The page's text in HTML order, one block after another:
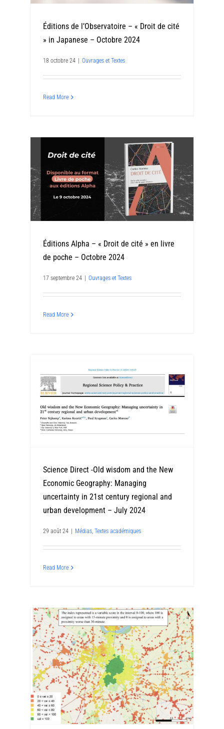
Éditions de l’Observatoire – « Droit de cité
» in Japanese – Octobre 2024
18 octobre 24 Ouvrages et Textes
Read More
Éditions Alpha – « Droit de cité » en livre
de poche – Octobre 2024
17 septembre 24 Ouvrages et Textes
Read More
Science Direct -Old wisdom and the New
Economic Geography: Managing
uncertainty in 21st century regional and
urban development – July 2024
29 août 24 Médias, Textes académiques
Read More